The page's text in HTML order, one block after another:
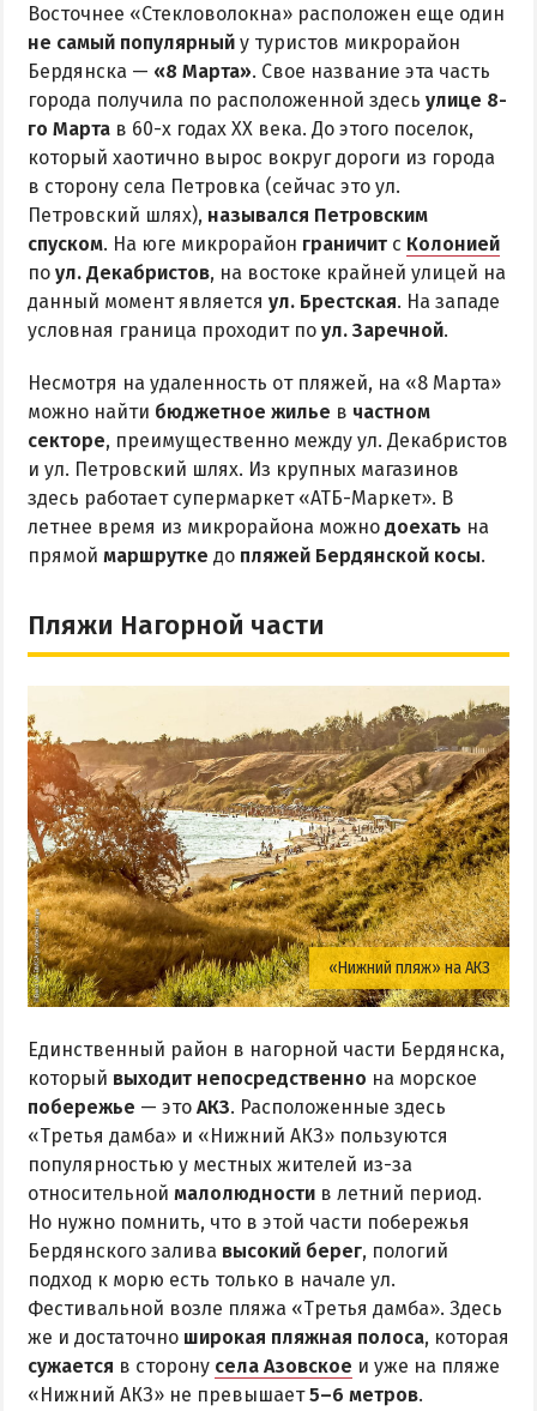
Восточнее «Стекловолокна» расположен еще один
не самый популярный у туристов микрорайон
Бердянска — «8 Марта». Свое название эта часть
города получила по расположенной здесь улице 8-
го Марта в 60-х годах ХХ века. До этого поселок,
который хаотично вырос вокруг дороги из города
в сторону села Петровка (сейчас это ул.
Петровский шлях), назывался Петровским
спуском. На юге микрорайон граничит с Колонией
по ул. Декабристов, на востоке крайней улицей на
данный момент является ул. Брестская. На западе
условная граница проходит по ул. Заречной.
Несмотря на удаленность от пляжей, на «8 Марта»
можно найти бюджетное жилье в частном
секторе, преимущественно между ул. Декабристов
и ул. Петровский шлях. Из крупных магазинов
здесь работает супермаркет «АТБ-Маркет». В
летнее время из микрорайона можно доехать на
прямой маршрутке до пляжей Бердянской косы.
Пляжи Нагорной части
«Нижний пляж» на АКЗ
Единственный район в нагорной части Бердянска,
который выходит непосредственно на морское
побережье — это АКЗ. Расположенные здесь
«Третья дамба» и «Нижний АКЗ» пользуются
популярностью у местных жителей из-за
относительной малолюдности в летний период.
Но нужно помнить, что в этой части побережья
Бердянского залива высокий берег, пологий
подход к морю есть только в начале ул.
Фестивальной возле пляжа «Третья дамба». Здесь
же и достаточно широкая пляжная полоса, которая
сужается в сторону села Азовское и уже на пляже
«Нижний АКЗ» не превышает5–6 метров.